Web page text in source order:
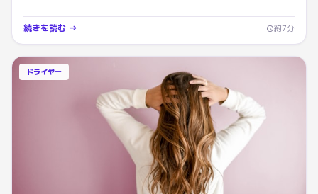
続きを読む → 約7分
ドライヤー